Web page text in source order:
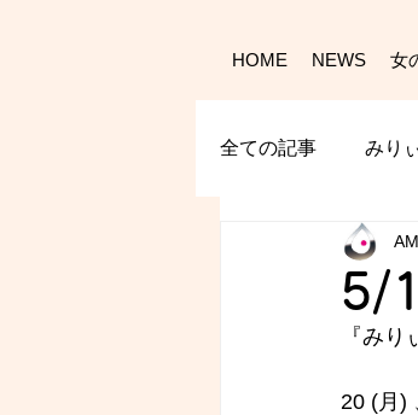
HOME NEWS 女
全ての記事 みり
5/
『み
20 (月)